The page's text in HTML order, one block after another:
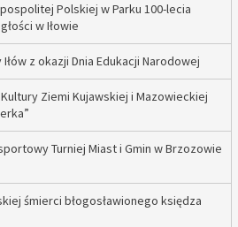
Polskiej w Parku 100-lecia
w Iłowie
z okazji Dnia Edukacji Narodowej
Ziemi Kujawskiej i Mazowieckiej
Turniej Miast i Gmin w Brzozowie
śmierci błogosławionego księdza